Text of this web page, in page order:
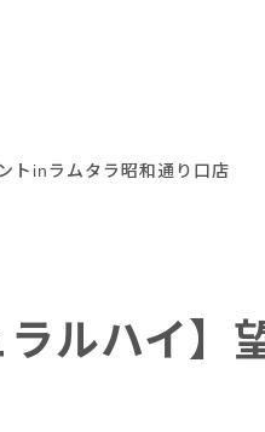
トinラムタラ昭和通り口店
ルハイ】